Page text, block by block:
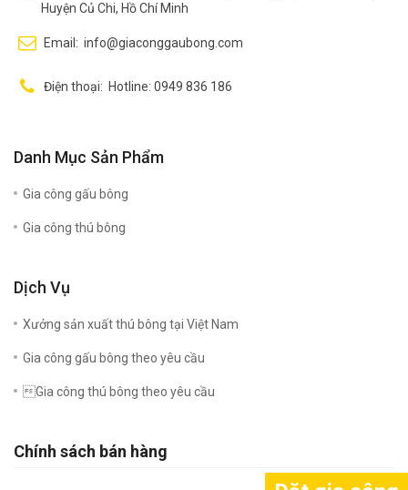
Huyện Củ Chi, Hồ Chí Minh
Email: info@giaconggaubong.com
Điện thoại: Hotline: 0949 836 186
Danh Mục Sản Phẩm
Gia công gấu bông
Gia công thú bông
Dịch Vụ
Xưởng sản xuất thú bông tại Việt Nam
Gia công gấu bông theo yêu cầu
Gia công thú bông theo yêu cầu
Chính sách bán hàng